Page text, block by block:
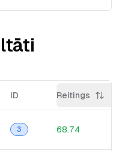
ID Reitings
3 68.74